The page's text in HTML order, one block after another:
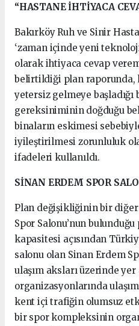
“HASTANE İHTİYACA
Bakırköy Ruh ve Sinir
‘zaman içinde yeni
olarak ihtiyaca cevap
belirtildiği plan raporunda,
yetersiz gelmeye başladığı
gereksiniminin doğduğu
binaların eskimesi
iyileştirilmesi zorunluluk
ifadeleri kullanıldı.
SİNAN ERDEM SPOR
Plan değişikliğinin bir diğer
Spor Salonu’nun
kapasitesi açısından
salonu olan Sinan Erdem
ulaşım aksları üzerinde yer
organizasyonlarında
kent içi trafiğin olumsuz
bir spor kompleksinin